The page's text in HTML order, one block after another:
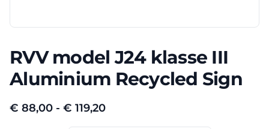
RVV model J24 klasse III
Aluminium Recycled Sign
€ 88,00 - € 119,20Prijsklasse:
€ 88,00